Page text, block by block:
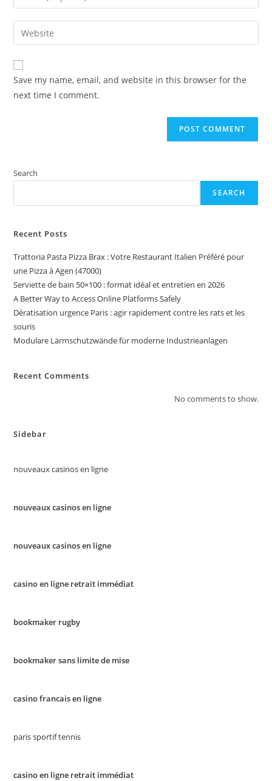
comment
your
email
address
comment
Enter
your
website
URL
(optional)
Save my name, email, and website in this browser for the
next time I comment.
Search
SEARCH
Recent Posts
Trattoria Pasta Pizza Brax : Votre Restaurant Italien Préféré pour
une Pizza à Agen (47000)
Serviette de bain 50×100 : format idéal et entretien en 2026
A Better Way to Access Online Platforms Safely
Dératisation urgence Paris : agir rapidement contre les rats et les
souris
Modulare Lärmschutzwände für moderne Industrieanlagen
Recent Comments
No comments to show.
Sidebar
nouveaux casinos en ligne
nouveaux casinos en ligne
nouveaux casinos en ligne
casino en ligne retrait immédiat
bookmaker rugby
bookmaker sans limite de mise
casino francais en ligne
paris sportif tennis
casino en ligne retrait immédiat